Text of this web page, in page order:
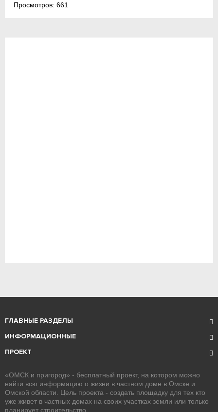
Просмотров: 661
ГЛАВНЫЕ РАЗДЕЛЫ
ИНФОРМАЦИОННЫЕ
ПРОЕКТ
«ОМСК и пригород» - бесплатный проект, на котором можно
найти всю информацию о жизни в частном доме в Омске и
Омской области. Цель проекта - создать площадку для тех кто
уже живет в частных домах на своих участках земли или только
планирует строительство.